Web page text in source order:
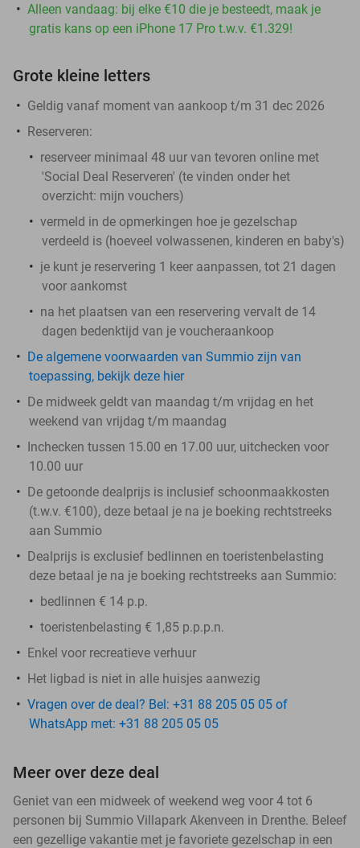
Alleen vandaag: bij elke €10 die je besteedt, maak je
gratis kans op een iPhone 17 Pro t.w.v. €1.329!
Grote kleine letters
Geldig vanaf moment van aankoop t/m 31 dec 2026
Reserveren:
reserveer minimaal 48 uur van tevoren online met
'Social Deal Reserveren' (te vinden onder het
overzicht: mijn vouchers)
vermeld in de opmerkingen hoe je gezelschap
verdeeld is (hoeveel volwassenen, kinderen en baby's)
je kunt je reservering 1 keer aanpassen, tot 21 dagen
voor aankomst
na het plaatsen van een reservering vervalt de 14
dagen bedenktijd van je voucheraankoop
De algemene voorwaarden van Summio zijn van
toepassing, bekijk deze hier
De midweek geldt van maandag t/m vrijdag en het
weekend van vrijdag t/m maandag
Inchecken tussen 15.00 en 17.00 uur, uitchecken voor
10.00 uur
De getoonde dealprijs is inclusief schoonmaakkosten
(t.w.v. €100), deze betaal je na je boeking rechtstreeks
aan Summio
Dealprijs is exclusief bedlinnen en toeristenbelasting
deze betaal je na je boeking rechtstreeks aan Summio:
bedlinnen € 14 p.p.
toeristenbelasting € 1,85 p.p.p.n.
Enkel voor recreatieve verhuur
Het ligbad is niet in alle huisjes aanwezig
Vragen over de deal? Bel: +31 88 205 05 05 of
WhatsApp met: +31 88 205 05 05
Meer over deze deal
Geniet van een midweek of weekend weg voor 4 tot 6
personen bij Summio Villapark Akenveen in Drenthe. Beleef
een gezellige vakantie met je favoriete gezelschap in een